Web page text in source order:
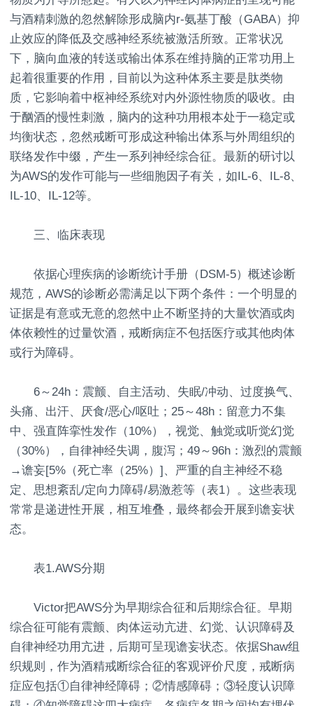
与酒精刺激的忽然解除形成脑内r-氨基丁酸（GABA）抑
止效应的降低及交感神经系统被激活所致。正常状况
下，脑向血液的转送或输出体系在维持脑的正常功用上
起着很重要的作用，目前以为这种体系主要是肽类物
质，它影响着中枢神经系统对内外源性物质的吸收。由
于酗酒的慢性刺激，脑内的这种功用根本处于一稳定或
均衡状态，忽然戒断可形成这种输出体系与外周组织的
联络发作中缀，产生一系列神经综合征。最新的研讨以
为AWS的发作可能与一些细胞因子有关，如IL-6、IL-8、
IL-10、IL-12等。
三、临床表现
依据心理疾病的诊断统计手册（DSM-5）概述诊断
规范，AWS的诊断必需满足以下两个条件：一个明显的
证据是有意或无意的忽然中止不断坚持的大量饮酒或肉
体依赖性的过量饮酒，戒断病症不包括医疗或其他肉体
或行为障碍。
6～24h：震颤、自主活动、失眠/冲动、过度换气、
头痛、出汗、厌食/恶心/呕吐；25～48h：留意力不集
中、强直阵挛性发作（10%），视觉、触觉或听觉幻觉
（30%），自律神经失调，腹泻；49～96h：激烈的震颤
→谵妄[5%（死亡率（25%）]、严重的自主神经不稳
定、思想紊乱/定向力障碍/易激惹等（表1）。这些表现
常常是递进性开展，相互堆叠，最终都会开展到谵妄状
态。
表1.AWS分期
Victor把AWS分为早期综合征和后期综合征。早期
综合征可能有震颤、肉体运动亢进、幻觉、认识障碍及
自律神经功用亢进，后期可呈现谵妄状态。依据Shaw组
织规则，作为酒精戒断综合征的客观评价尺度，戒断病
症应包括①自律神经障碍；②情感障碍；③轻度认识障